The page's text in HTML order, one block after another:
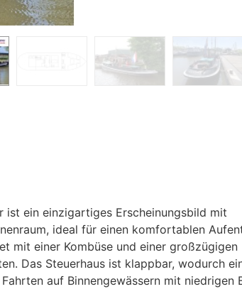
ist ein einzigartiges Erscheinungsbild mit
ideal für einen komfortablen
mit einer Kombüse und einer großzügigen
Das Steuerhaus ist klappbar, wodurch
auf Binnengewässern mit niedrigen